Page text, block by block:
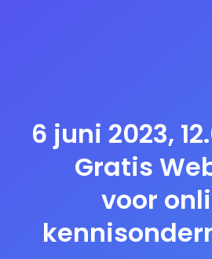
6 juni 2023,
Gratis
voor